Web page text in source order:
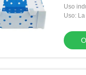
Uso
Uso: